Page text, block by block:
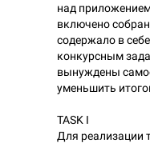
над
включено
содержало в
конкурсным
вынуждены
уменьшить
TASK I
Для реализации